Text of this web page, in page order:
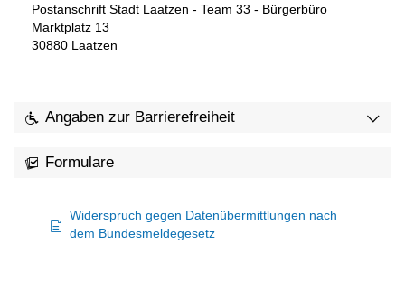
Postanschrift Stadt Laatzen - Team 33 - Bürgerbüro
Marktplatz 13
30880 Laatzen
Angaben zur Barrierefreiheit
Formulare
Widerspruch gegen Datenübermittlungen nach
dem Bundesmeldegesetz